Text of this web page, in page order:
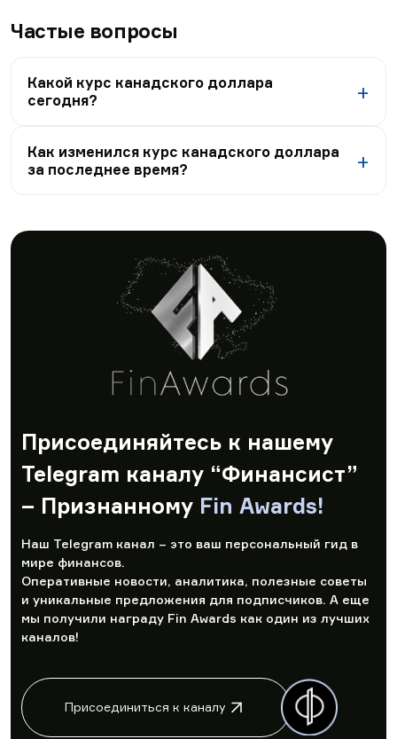
Частые вопросы
Какой курс канадского доллара
сегодня?
Как изменился курс канадского доллара
за последнее время?
Присоединяйтесь к нашему
Telegram каналу “Финансист”
– Признанному Fin Awards!
Наш Telegram канал – это ваш персональный гид в
мире финансов.
Оперативные новости, аналитика, полезные советы
и уникальные предложения для подписчиков. А еще
мы получили награду Fin Awards как один из лучших
каналов!
Присоединиться к каналу